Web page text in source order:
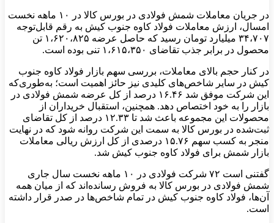
در جریان معاملات شمش فولادی در بورس کالا در ۱۰ ماهه نخست
امسال، ارزش معاملات فولاد کاوه جنوب کیش به رقم قابل‌توجه
۳۴،۷۰۷ میلیارد تومان رسید که حاصل عرضه ۱،۶۲۰،۸۲۵ تن
محصول در برابر جذب تقاضای ۱،۶۱۵،۳۵۰ تنی بوده است.
در کنار حجم بالای معاملات، بررسی سهم بازار فولاد کاوه جنوب
کیش در سایر شاخص‌های کلیدی نیز حائز اهمیت است؛ به‌طوری‌که
این شرکت موفق شد ۱۶.۴۶ درصد از کل عرضه شمش فولادی در
بازار را به خود اختصاص دهد. همچنین، استقبال خریداران از
محصولات این مجموعه باعث شد تا ۱۲.۳۳ درصد از کل تقاضای
ثبت‌شده در بورس کالا به سمت این شرکت روانه شود که در نهایت
منجر به کسب سهم ۱۵.۷۶ درصدی از کل ارزش ریالی معاملات
بازار شمش برای فولاد کاوه جنوب کیش شد.
گفتنی است ۷۲ شرکت فولادی در ۱۰ ماهه نخست سال جاری
شمش فولادی در بورس کالا به فروش رسانده‌اند که از میان همه
آن‌ها، فولاد کاوه جنوب کیش در تمام شاخص‌ها در صدر قرار داشته
است.